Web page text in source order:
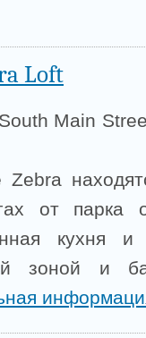
Loft
Main
от парка
кухня
зоной и